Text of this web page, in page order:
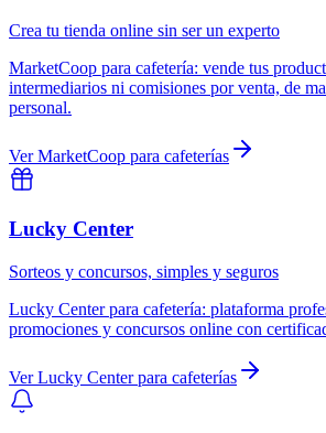
Crea tu tienda online sin ser un experto
MarketCoop para cafetería: vende tus
intermediarios ni comisiones por venta, de
personal.
VerMarketCoop para cafeterías
Lucky Center
Sorteos y concursos, simples y seguros
Lucky Centerpara cafetería: plataforma
promociones y concursos online con
VerLucky Centerpara cafeterías